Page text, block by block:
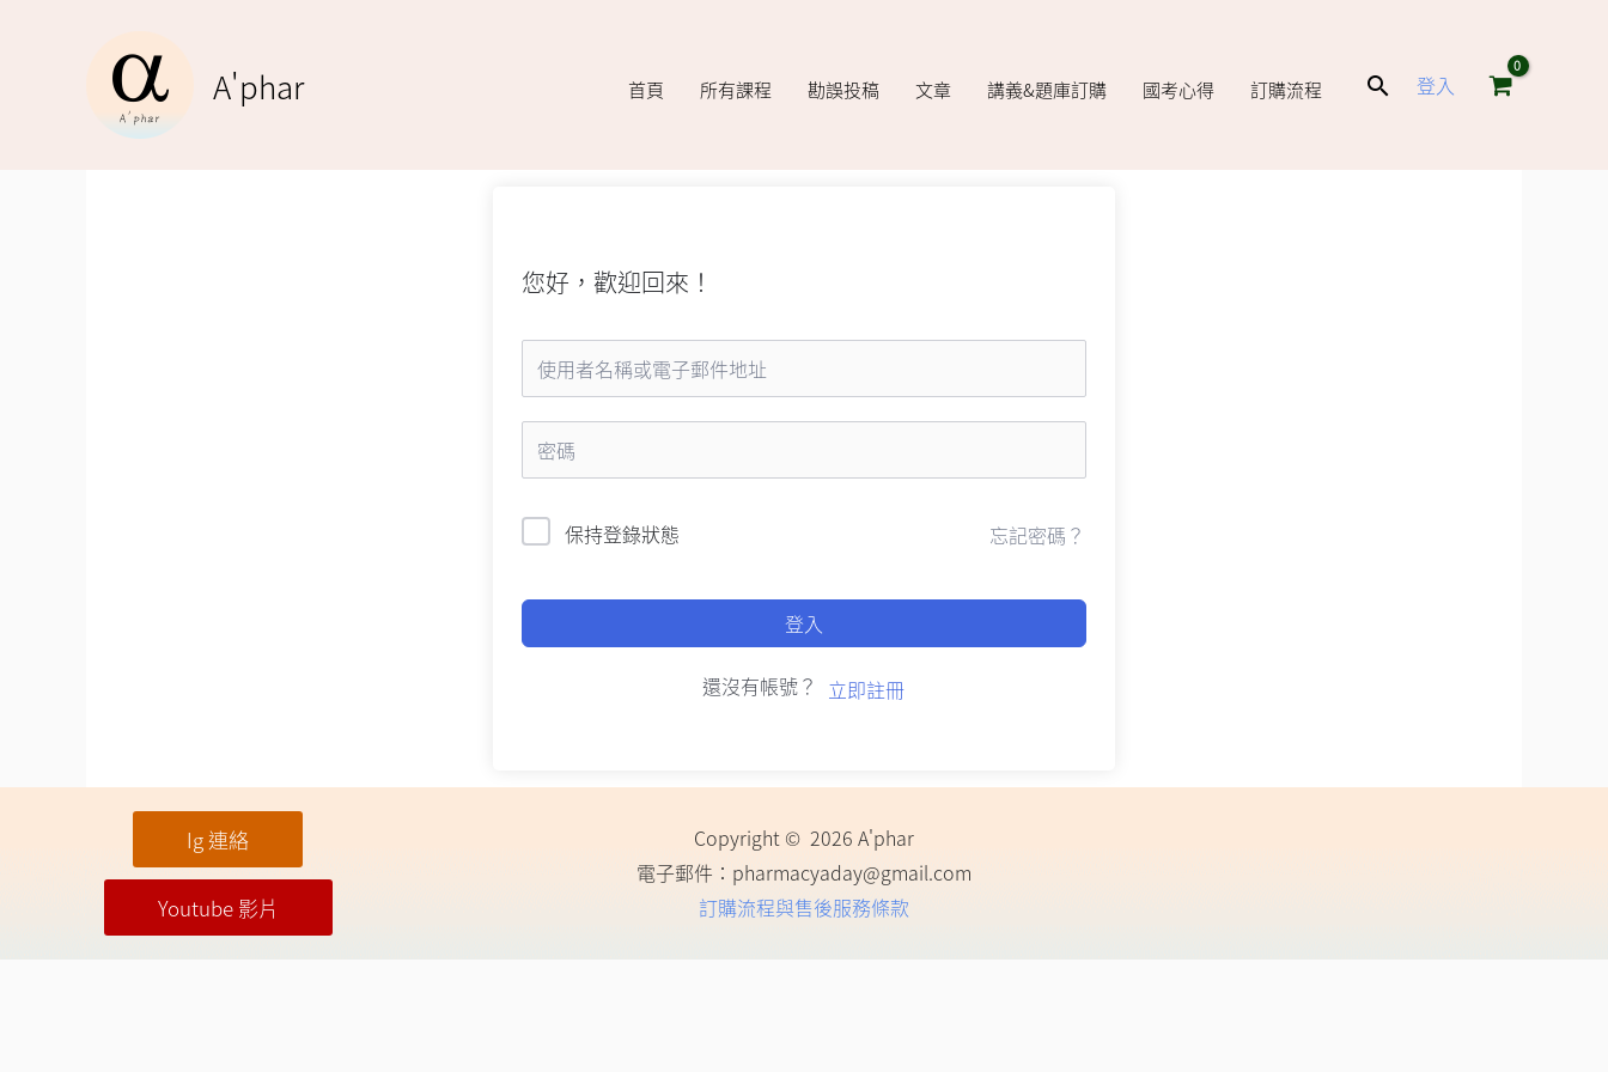
A'phar 首頁 所有課程 勘誤投稿 文章 講義&題庫訂購 國考心得 訂購流程
搜
登入
您好，歡迎回來！
保持登錄狀態 忘記密碼？
登入
還沒有帳號？ 立即註冊
Ig 連絡
Youtube 影片
Copyright © 2026 A'phar
電子郵件： pharmacyaday@gmail.com
訂購流程與售後服務條款